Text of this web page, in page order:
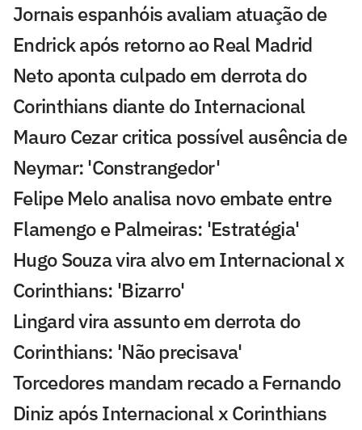
Jornais espanhóis avaliam atuação de
Endrick após retorno ao Real Madrid
Neto aponta culpado em derrota do
Corinthians diante do Internacional
Mauro Cezar critica possível ausência de
Neymar: 'Constrangedor'
Felipe Melo analisa novo embate entre
Flamengo e Palmeiras: 'Estratégia'
Hugo Souza vira alvo em Internacional x
Corinthians: 'Bizarro'
Lingard vira assunto em derrota do
Corinthians: 'Não precisava'
Torcedores mandam recado a Fernando
Diniz após Internacional x Corinthians